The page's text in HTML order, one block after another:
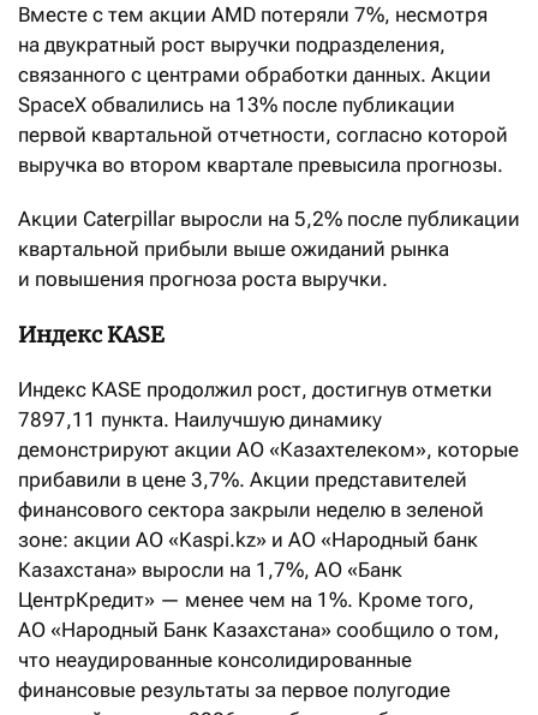
Вместе с тем акции AMD потеряли 7%, несмотря
на двукратный рост выручки подразделения,
связанного с центрами обработки данных. Акции
SpaceX обвалились на 13% после публикации
первой квартальной отчетности, согласно которой
выручка во втором квартале превысила прогнозы.
Акции Caterpillar выросли на 5,2% после публикации
квартальной прибыли выше ожиданий рынка
и повышения прогноза роста выручки.
Индекс KASE
Индекс KASE продолжил рост, достигнув отметки
7897,11 пункта. Наилучшую динамику
демонстрируют акции АО «Казахтелеком», которые
прибавили в цене 3,7%. Акции представителей
финансового сектора закрыли неделю в зеленой
зоне: акции АО «Kaspi.kz» и АО «Народный банк
Казахстана» выросли на 1,7%, АО «Банк
ЦентрКредит» — менее чем на 1%. Кроме того,
АО «Народный Банк Казахстана» сообщило о том,
что неаудированные консолидированные
финансовые результаты за первое полугодие